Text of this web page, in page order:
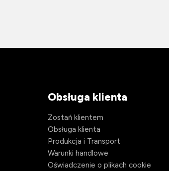
Obsługa klienta
Zostań klientem
Obsługa klienta
Produkcja i Transport
Warunki handlowe
Oświadczenie o plikach cookie